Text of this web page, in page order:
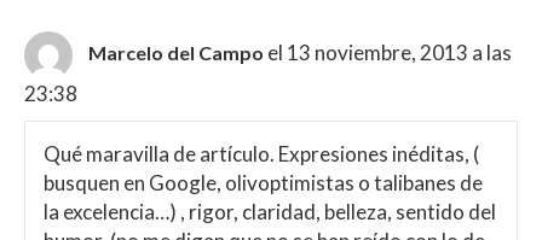
Marcelo del Campo el 13 noviembre, 2013 a las
23:38
Qué maravilla de artículo. Expresiones inéditas, (
busquen en Google, olivoptimistas o talibanes de
la excelencia…) , rigor, claridad, belleza, sentido del